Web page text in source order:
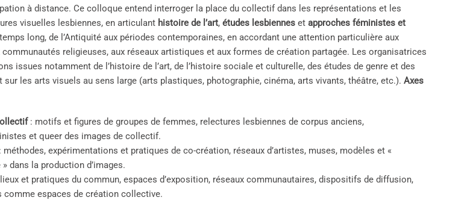
à distance. Ce colloque entend interroger la place du collectif dans les représentations et les
visuelles lesbiennes, en articulant histoire de l’art, études lesbiennes et approches féministes et
long, de l’Antiquité aux périodes contemporaines, en accordant une attention particulière aux
communautés religieuses, aux réseaux artistiques et aux formes de création partagée. Les organisatrices
issues notamment de l’histoire de l’art, de l’histoire sociale et culturelle, des études de genre et des
sur les arts visuels au sens large (arts plastiques, photographie, cinéma, arts vivants, théâtre, etc.). Axes
: motifs et figures de groupes de femmes, relectures lesbiennes de corpus anciens,
et queer des images de collectif.
expérimentations et pratiques de co-création, réseaux d’artistes, muses, modèles et «
» dans la production d’images.
et pratiques du commun, espaces d’exposition, réseaux communautaires, dispositifs de diffusion,
espaces de création collective.